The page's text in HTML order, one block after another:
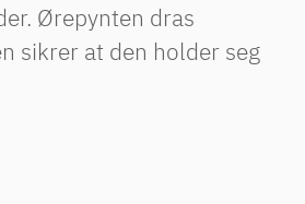
Ørepynten dras
sikrer at den holder seg